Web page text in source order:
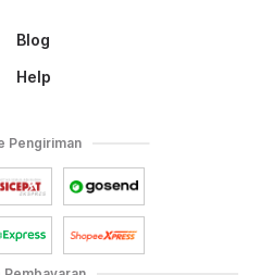
Blog
Help
Pengiriman